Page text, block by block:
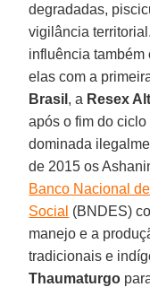
degradadas,
vigilância
influência também
elas com a
Brasil , a Resex
após o fim do
dominada
de 2015 os
Banco Nacional
Social (BNDES)
manejo e a
tradicionais e
Thaumaturgo